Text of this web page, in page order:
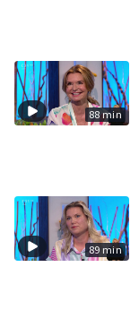
88 min
89 min